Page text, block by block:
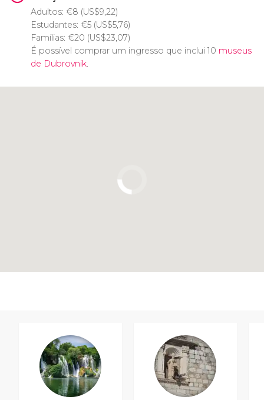
Adultos: €8 (US$9,22)
Estudantes: €5 (US$5,76)
Famílias: €20 (US$23,07)
É possível comprar um ingresso que inclui 10 museus
de Dubrovnik.